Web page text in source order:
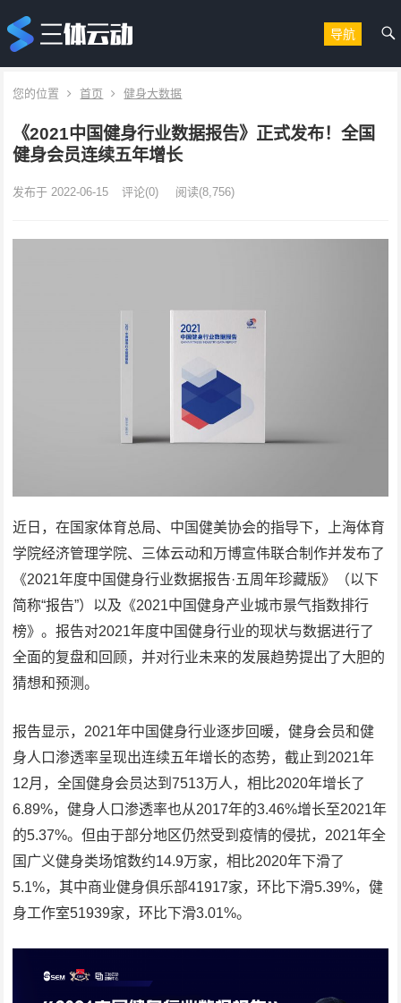
导航
您的位置 首页 健身大数据
《2021中国健身行业数据报告》正式发布！全国
健身会员连续五年增长
发布于 2022-06-15 评论(0) 阅读(8,756)
近日，在国家体育总局、中国健美协会的指导下，上海体育
学院经济管理学院、三体云动和万博宣伟联合制作并发布了
《2021年度中国健身行业数据报告·五周年珍藏版》（以下
简称“报告”）以及《2021中国健身产业城市景气指数排行
榜》。报告对2021年度中国健身行业的现状与数据进行了
全面的复盘和回顾，并对行业未来的发展趋势提出了大胆的
猜想和预测。
报告显示，2021年中国健身行业逐步回暖，健身会员和健
身人口渗透率呈现出连续五年增长的态势，截止到2021年
12月，全国健身会员达到7513万人，相比2020年增长了
6.89%，健身人口渗透率也从2017年的3.46%增长至2021年
的5.37%。但由于部分地区仍然受到疫情的侵扰，2021年全
国广义健身类场馆数约14.9万家，相比2020年下滑了
5.1%，其中商业健身俱乐部41917家，环比下滑5.39%，健
身工作室51939家，环比下滑3.01%。